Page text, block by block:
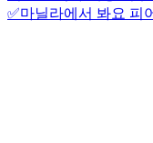
✅마닐라에서 봐요 피